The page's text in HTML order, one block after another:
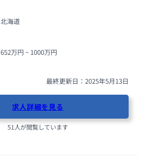
北海道
652万円 ~ 1000万円
最終更新日：2025年5月13日
求人詳細を見る
51人が閲覧しています